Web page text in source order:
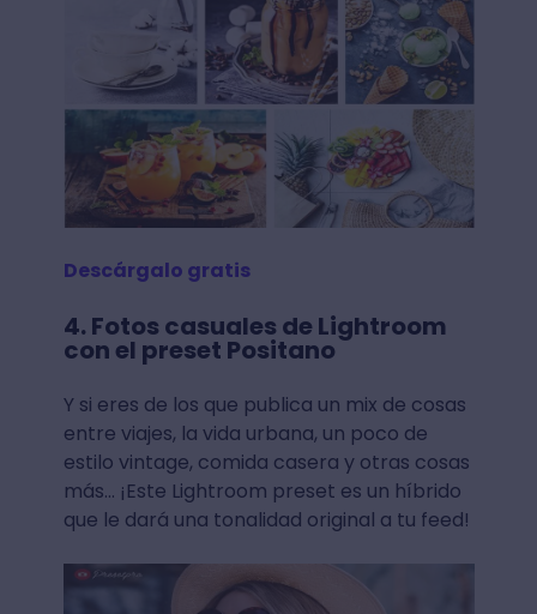
Descárgalo gratis
4. Fotos casuales de Lightroom
con el preset Positano
Y si eres de los que publica un mix de cosas
entre viajes, la vida urbana, un poco de
estilo vintage, comida casera y otras cosas
más… ¡Este Lightroom preset es un híbrido
que le dará una tonalidad original a tu feed!